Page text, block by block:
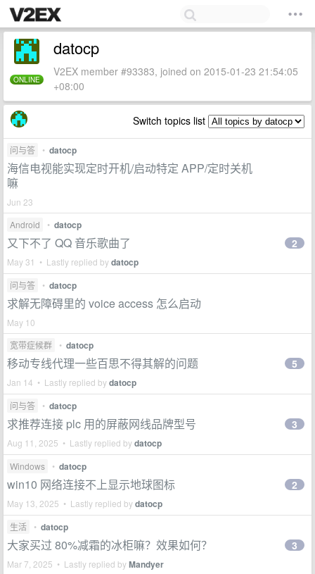
ONLINE
datocp
V2EX member #93383, joined on 2015-01-23 21:54:05
+08:00
Switch topics list
问与答 • datocp
海信电视能实现定时开机/启动特定 APP/定时关机
嘛
Jun 23
Android
• datocp
又下不了 QQ 音乐歌曲了
May 31 • Lastly replied bydatocp
2
问与答 • datocp
求解无障碍里的 voice access 怎么启动
May 10
宽带症候群
• datocp
移动专线代理一些百思不得其解的问题
Jan 14 • Lastly replied bydatocp
5
问与答 • datocp
求推荐连接 plc 用的屏蔽网线品牌型号
Aug 11, 2025 • Lastly replied bydatocp
3
Windows • datocp
win10 网络连接不上显示地球图标
May 13, 2025 • Lastly replied bydatocp
2
生活 • datocp
大家买过 80%减霜的冰柜嘛？效果如何？
Mar 7, 2025 • Lastly replied byMandyer
3